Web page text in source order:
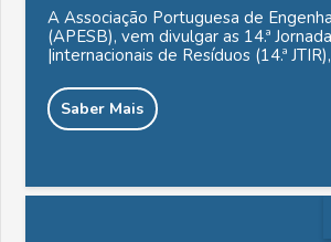
A Associação Portuguesa de
(APESB), vem divulgar as 14.ª
|internacionais de Resíduos (14.ª
Saber Mais